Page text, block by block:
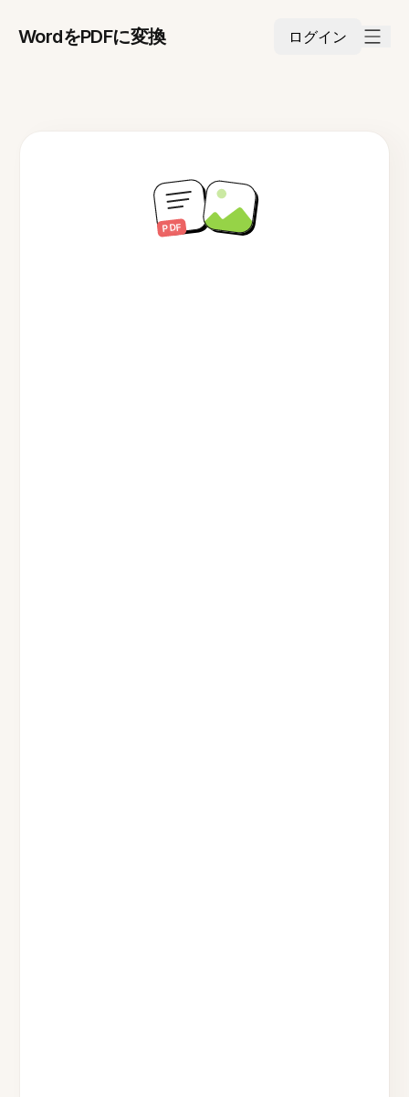
WordをPDFに変換 ログイン